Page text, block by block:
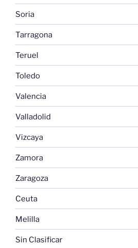
Soria
Tarragona
Teruel
Toledo
Valencia
Valladolid
Vizcaya
Zamora
Zaragoza
Ceuta
Melilla
Sin Clasificar